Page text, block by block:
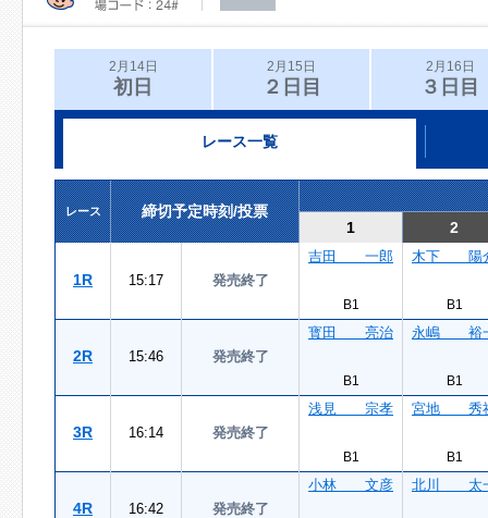
2月14日
初日
2月15日
２日目
2月16日
３日目
レース一覧
レース
締切予定時刻/投票
1
2
1R 15:17 発売終了
吉田 一郎
B1
木下 陽
B1
2R 15:46 発売終了
寳田 亮治
B1
永嶋 裕
B1
3R 16:14 発売終了
浅見 宗孝
B1
宮地 秀
B1
4R 16:42 発売終了
小林 文彦 北川 太